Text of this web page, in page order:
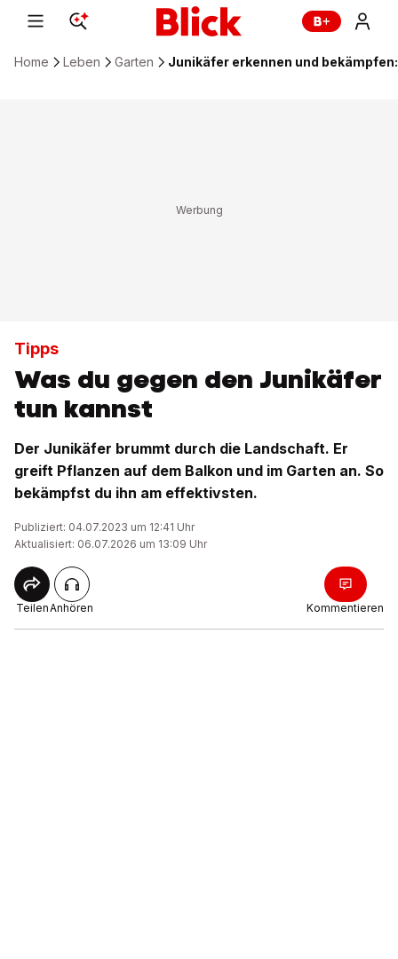
Home Leben Garten Junikäfer erkennen und
Tipps
Was du gegen den Junikäfer
tun kannst
Der Junikäfer brummt durch die Landschaft. Er
greift Pflanzen auf dem Balkon und im Garten an. So
bekämpfst du ihn am effektivsten.
Publiziert: 04.07.2023 um 12:41 Uhr
Aktualisiert: 06.07.2026 um 13:09 Uhr
TeilenAnhören Kommentieren